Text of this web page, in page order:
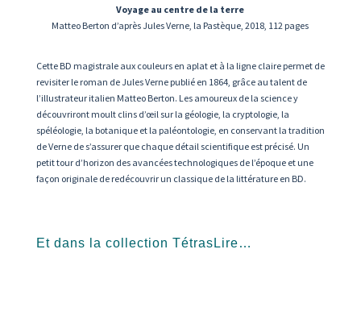
Voyage au centre de la terre
Matteo Berton d’après Jules Verne, la Pastèque, 2018, 112 pages
Cette BD magistrale aux couleurs en aplat et à la ligne claire permet de
revisiter le roman de Jules Verne publié en 1864, grâce au talent de
l’illustrateur italien Matteo Berton. Les amoureux de la science y
découvriront moult clins d’œil sur la géologie, la cryptologie, la
spéléologie, la botanique et la paléontologie, en conservant la tradition
de Verne de s’assurer que chaque détail scientifique est précisé. Un
petit tour d’horizon des avancées technologiques de l’époque et une
façon originale de redécouvrir un classique de la littérature en BD.
Et dans la collection TétrasLire…